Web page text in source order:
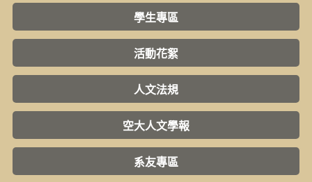
學生專區
活動花絮
人文法規
空大人文學報
系友專區